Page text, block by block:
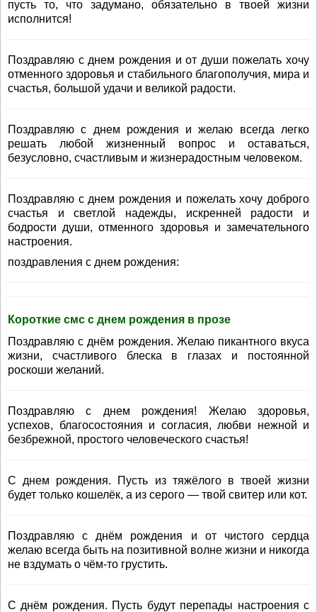
пусть то, что задумано, обязательно в твоей жизни
исполнится!
Поздравляю с днем рождения и от души пожелать хочу
отменного здоровья и стабильного благополучия, мира и
счастья, большой удачи и великой радости.
Поздравляю с днем рождения и желаю всегда легко
решать любой жизненный вопрос и оставаться,
безусловно, счастливым и жизнерадостным человеком.
Поздравляю с днем рождения и пожелать хочу доброго
счастья и светлой надежды, искренней радости и
бодрости души, отменного здоровья и замечательного
настроения.
поздравления с днем рождения:
Короткие смс с днем рождения в прозе
Поздравляю с днём рождения. Желаю пикантного вкуса
жизни, счастливого блеска в глазах и постоянной
роскоши желаний.
Поздравляю с днем рождения! Желаю здоровья,
успехов, благосостояния и согласия, любви нежной и
безбрежной, простого человеческого счастья!
С днем рождения. Пусть из тяжёлого в твоей жизни
будет только кошелёк, а из серого — твой свитер или кот.
Поздравляю с днём рождения и от чистого сердца
желаю всегда быть на позитивной волне жизни и никогда
не вздумать о чём-то грустить.
С днём рождения. Пусть будут перепады настроения с